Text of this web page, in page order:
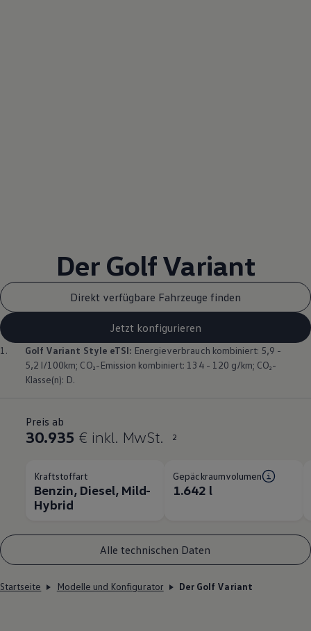
Der GolfVariant
Direkt verfügbare Fahrzeuge finden
Jetzt konfigurieren
1. Golf Variant Style eTSI: Energieverbrauch kombiniert: 5,9 -
5,2 l/100km; CO₂-Emission kombiniert: 134 - 120 g/km; CO₂-
Klasse(n): D.
Preis ab
30.935 € inkl. MwSt. 2
Kraftstoffart
Benzin, Diesel, Mild-
Hybrid
Gepäckraumvolumen
1.642 l
Alle technischen Daten
Startseite Modelle und Konfigurator Der Golf Variant